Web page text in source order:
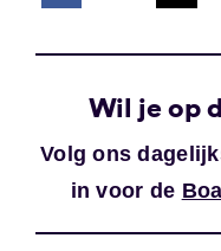
Wil je op
Volg ons
in voor de